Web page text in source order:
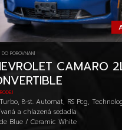
DO POROVNÁNÍ
CAMARO
8-st. Automat, RS Pcg,
a chlazená sedadla
Blue / Ceramic White